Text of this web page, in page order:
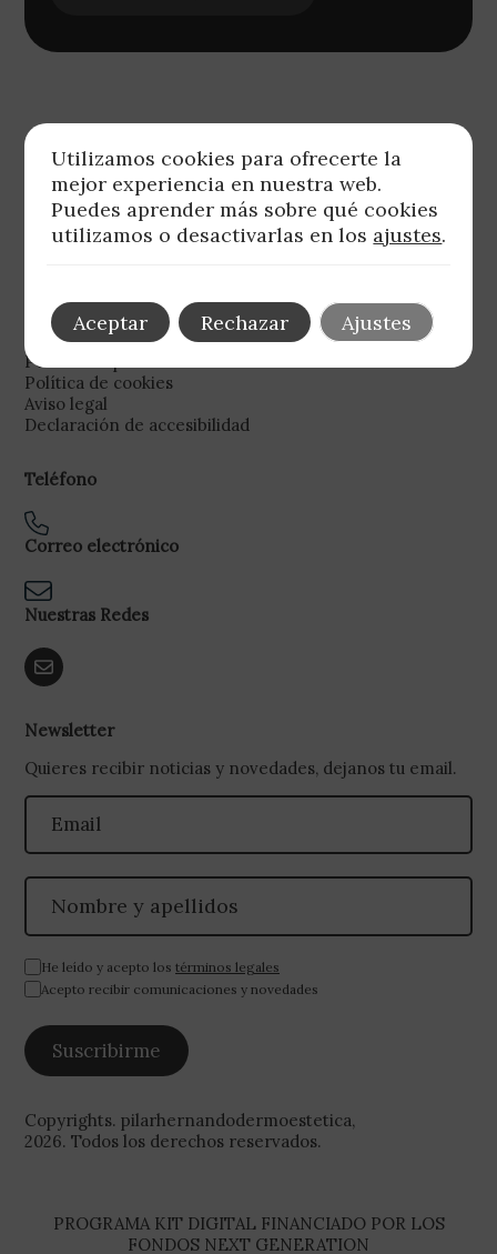
Legal
Política de privacidad
Política de cookies
Aviso legal
Declaración de accesibilidad
Teléfono
Correo electrónico
Nuestras Redes
Newsletter
Quieres recibir noticias y novedades, dejanos tu email.
He leído y acepto los términos legales
Acepto recibir comunicaciones y novedades
Copyrights. pilarhernandodermoestetica,
2026. Todos los derechos reservados.
PROGRAMA KIT DIGITAL FINANCIADO POR LOS
FONDOS NEXT GENERATION
Utilizamos cookies para ofrecerte la
mejor experiencia en nuestra web.
Puedes aprender más sobre qué cookies
utilizamos o desactivarlas en los ajustes.
Aceptar Rechazar Ajustes